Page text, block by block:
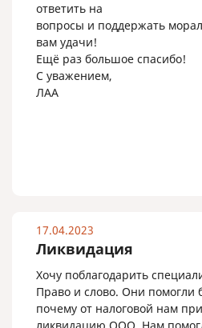
ответить на
вопросы и поддержать
вам удачи!
Ещё раз большое спасибо!
С уважением,
ЛАА
17.04.2023
Ликвидация
Хочу поблагодарить
Право и слово. Они помогли
почему от налоговой нам